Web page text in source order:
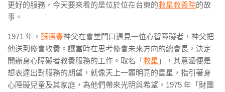
更好的服務，今天要來看的是位於位在台東的救星教養院的故
事。
1971 年， 蘇德豐神父在會堂門口遇見一位心智障礙者，神父把
他送到修會收養。讓當時在思考修會未來方向的總會長，決定
開辦身心障礙者教養服務的工作。取名「 救星 」，其意涵便是
想表達出對服務的期望，就像天上一顆明亮的星星，指引著身
心障礙兒童及其家庭，為他們帶來光明與希望，1975 年「財團